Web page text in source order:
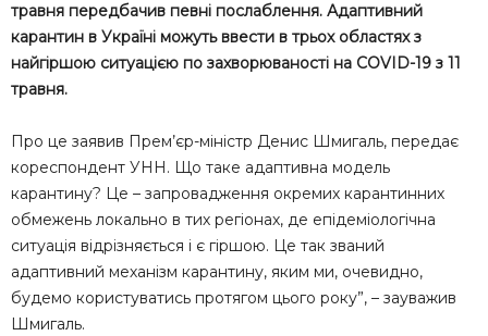
травня передбачив певні послаблення. Адаптивний
карантин в Україні можуть ввести в трьох областях з
найгіршою ситуацією по захворюваності на COVID-19 з 11
травня.
Про це заявив Прем’єр-міністр Денис Шмигаль, передає
кореспондент УНН. Що таке адаптивна модель
карантину? Це – запровадження окремих карантинних
обмежень локально в тих регіонах, де епідеміологічна
ситуація відрізняється і є гіршою. Це так званий
адаптивний механізм карантину, яким ми, очевидно,
будемо користуватись протягом цього року”, – зауважив
Шмигаль.